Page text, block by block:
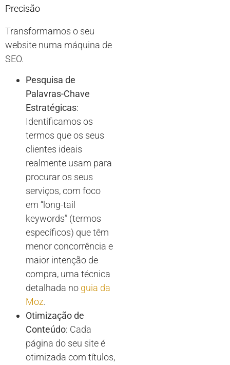
Precisão
Transformamos o seu
website numa máquina de
SEO.
Pesquisa de
Palavras-Chave
Estratégicas:
Identificamos os
termos que os seus
clientes ideais
realmente usam para
procurar os seus
serviços, com foco
em “long-tail
keywords” (termos
específicos) que têm
menor concorrência e
maior intenção de
compra, uma técnica
detalhada no guia da
Moz.
Otimização de
Conteúdo: Cada
página do seu site é
otimizada com títulos,